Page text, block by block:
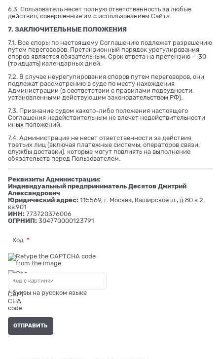
6.3. Пользователь несет полную ответственность за любые
действия, совершенные им с использованием Сайта.
7. ЗАКЛЮЧИТЕЛЬНЫЕ ПОЛОЖЕНИЯ
7.1. Все споры по настоящему Соглашению подлежат разрешению
путем переговоров. Претензионный порядок урегулирования
споров является обязательным. Срок ответа на претензию — 30
(тридцать) календарных дней.
7.2. В случае неурегулирования споров путем переговоров, они
подлежат рассмотрению в суде по месту нахождения
Администрации (в соответствии с правилами подсудности,
установленными действующим законодательством РФ).
7.3. Признание судом какого-либо положения настоящего
Соглашения недействительным не влечет недействительности
иных положений.
7.4. Администрация не несет ответственности за действия
третьих лиц (включая платежные системы, операторов связи,
службы доставки), которые могут повлиять на выполнение
обязательств перед Пользователем.
Реквизиты Администрации:
Индивидуальный предприниматель Десятов Дмитрий
Александрович
Юридический адрес: 115569, г. Москва, Каширское ш., д.80 к.2,
кв.901
ИНН: 773720376006
ОГРНИП: 304770000123791
Код
* буквы на русском языке